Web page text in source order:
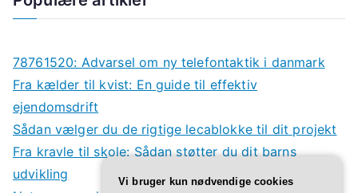
78761520: Advarsel om ny telefontaktik i danmark
Fra kælder til kvist: En guide til effektiv
ejendomsdrift
Sådan vælger du de rigtige lecablokke til dit projekt
Fra kravle til skole: Sådan støtter du dit barns
udvikling
Vi bruger kun nødvendige cookies